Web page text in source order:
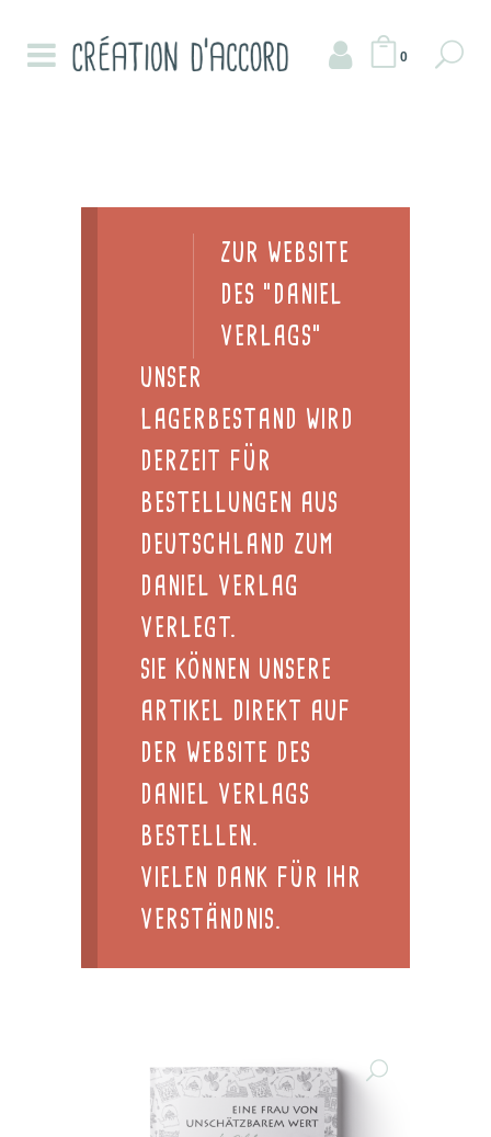
0
ZUR WEBSITE
DES "DANIEL
VERLAGS"
UNSER
LAGERBESTAND WIRD
DERZEIT FÜR
BESTELLUNGEN AUS
DEUTSCHLAND ZUM
DANIEL VERLAG
VERLEGT.
SIE KÖNNEN UNSERE
ARTIKEL DIREKT AUF
DER WEBSITE DES
DANIEL VERLAGS
BESTELLEN.
VIELEN DANK FÜR IHR
VERSTÄNDNIS.